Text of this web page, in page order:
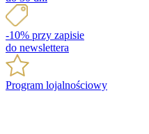
-10% przy zapisie
do newslettera
Program lojalnościowy